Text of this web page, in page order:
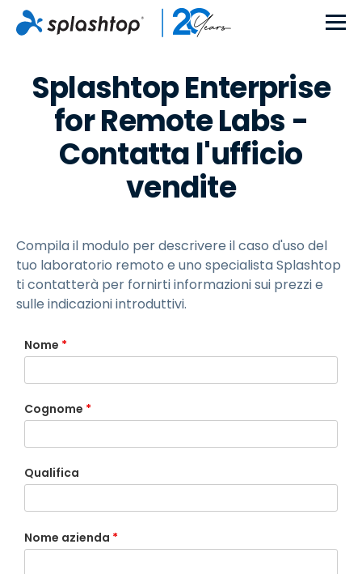
Splashtop Enterprise
for Remote Labs -
Contatta l'ufficio
vendite
Compila il modulo per descrivere il caso d'uso del
tuo laboratorio remoto e uno specialista Splashtop
ti contatterà per fornirti informazioni sui prezzi e
sulle indicazioni introduttivi.
Nome *
Cognome *
Qualifica
Nome azienda *